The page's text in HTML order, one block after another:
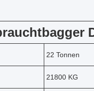
22 Tonnen
21800 KG